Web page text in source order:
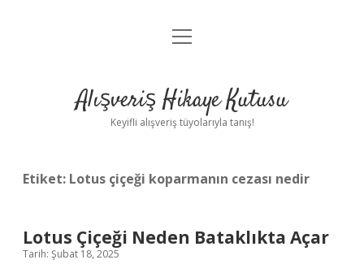
Anasayfa
Yasal Uyarı
menüyü
Alışveriş Hikaye Kutusu
Keyifli alışveriş tüyolarıyla tanış!
Etiket: Lotus çiçeği koparmanın cezası nedir
Lotus Çiçeği Neden Bataklıkta Açar
Tarih: Şubat 18, 2025